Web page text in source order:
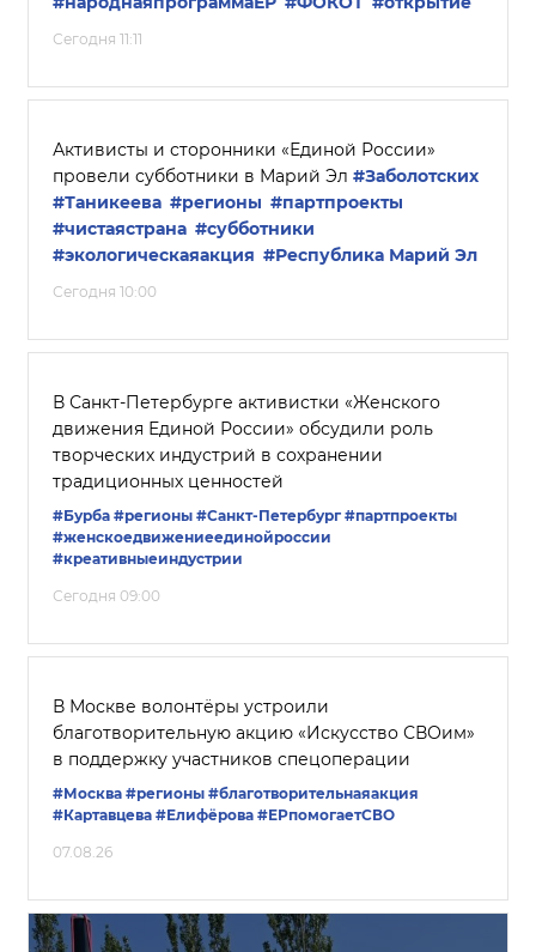
Сегодня 11:11
Активисты и сторонники «Единой России»
провели субботники в Марий Эл #Заболотских
#Таникеева #регионы #партпроекты
#чистаястрана #субботники
#экологическаяакция #Республика Марий Эл
Сегодня 10:00
В Санкт-Петербурге активистки «Женского
движения Единой России» обсудили роль
творческих индустрий в сохранении
традиционных ценностей
#Бурба #регионы #Санкт-Петербург #партпроекты
#женскоедвижениеединойроссии
#креативныеиндустрии
Сегодня 09:00
В Москве волонтёры устроили
благотворительную акцию «Искусство СВОим»
в поддержку участников спецоперации
#Москва #регионы #благотворительнаяакция
#Картавцева #Елифёрова #ЕРпомогаетСВО
07.08.26